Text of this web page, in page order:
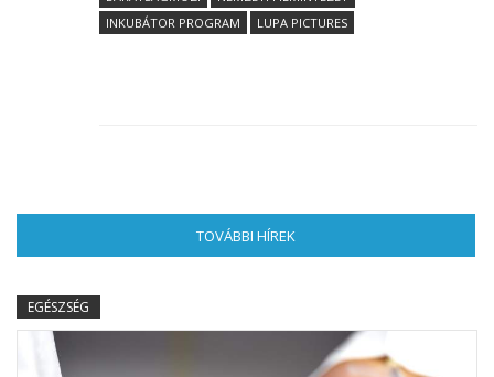
INKUBÁTOR PROGRAM
LUPA PICTURES
TOVÁBBI HÍREK
EGÉSZSÉG